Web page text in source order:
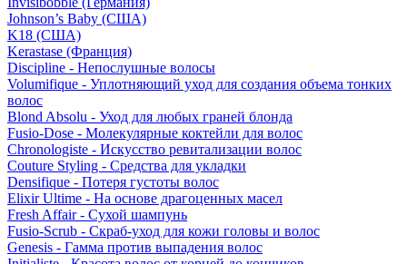
Johnson’s Baby (США)
K18 (США)
Kerastase (Франция)
Discipline - Непослушные волосы
Volumifique - Уплотняющий уход для создания объема тонких
волос
Blond Absolu - Уход для любых граней блонда
Fusio-Dose - Молекулярные коктейли для волос
Chronologiste - Искусство ревитализации волос
Couture Styling - Средства для укладки
Densifique - Потеря густоты волос
Elixir Ultime - На основе драгоценных масел
Fresh Affair - Сухой шампунь
Fusio-Scrub - Скраб-уход для кожи головы и волос
Genesis - Гамма против выпадения волос